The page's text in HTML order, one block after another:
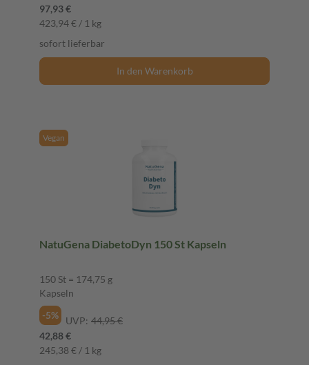
97,93 €
423,94 € / 1 kg
sofort lieferbar
In den Warenkorb
Vegan
NatuGena DiabetoDyn 150 St Kapseln
150 St = 174,75 g
Kapseln
-5%
UVP: 44,95 €
42,88 €
245,38 € / 1 kg